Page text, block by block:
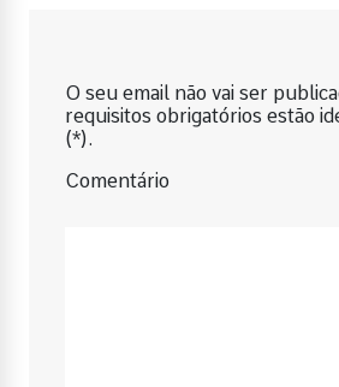
O seu email não vai ser
requisitos obrigatórios estão
(*).
Comentário